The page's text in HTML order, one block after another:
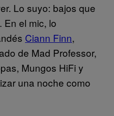
Lo suyo: bajos que
En el mic, lo
Ciann Finn,
de Mad Professor,
Mungos HiFi y
una noche como